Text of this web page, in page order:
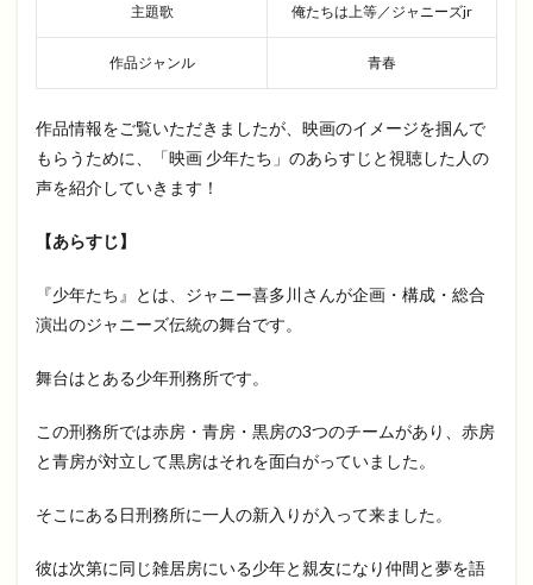
主題歌 俺たちは上等／ジャニーズjr
作品ジャンル 青春
作品情報をご覧いただきましたが、映画のイメージを掴んで
もらうために、「映画 少年たち」のあらすじと視聴した人の
声を紹介していきます！
【あらすじ】
『少年たち』とは、ジャニー喜多川さんが企画・構成・総合
演出のジャニーズ伝統の舞台です。
舞台はとある少年刑務所です。
この刑務所では赤房・青房・黒房の3つのチームがあり、赤房
と青房が対立して黒房はそれを面白がっていました。
そこにある日刑務所に一人の新入りが入って来ました。
彼は次第に同じ雑居房にいる少年と親友になり仲間と夢を語